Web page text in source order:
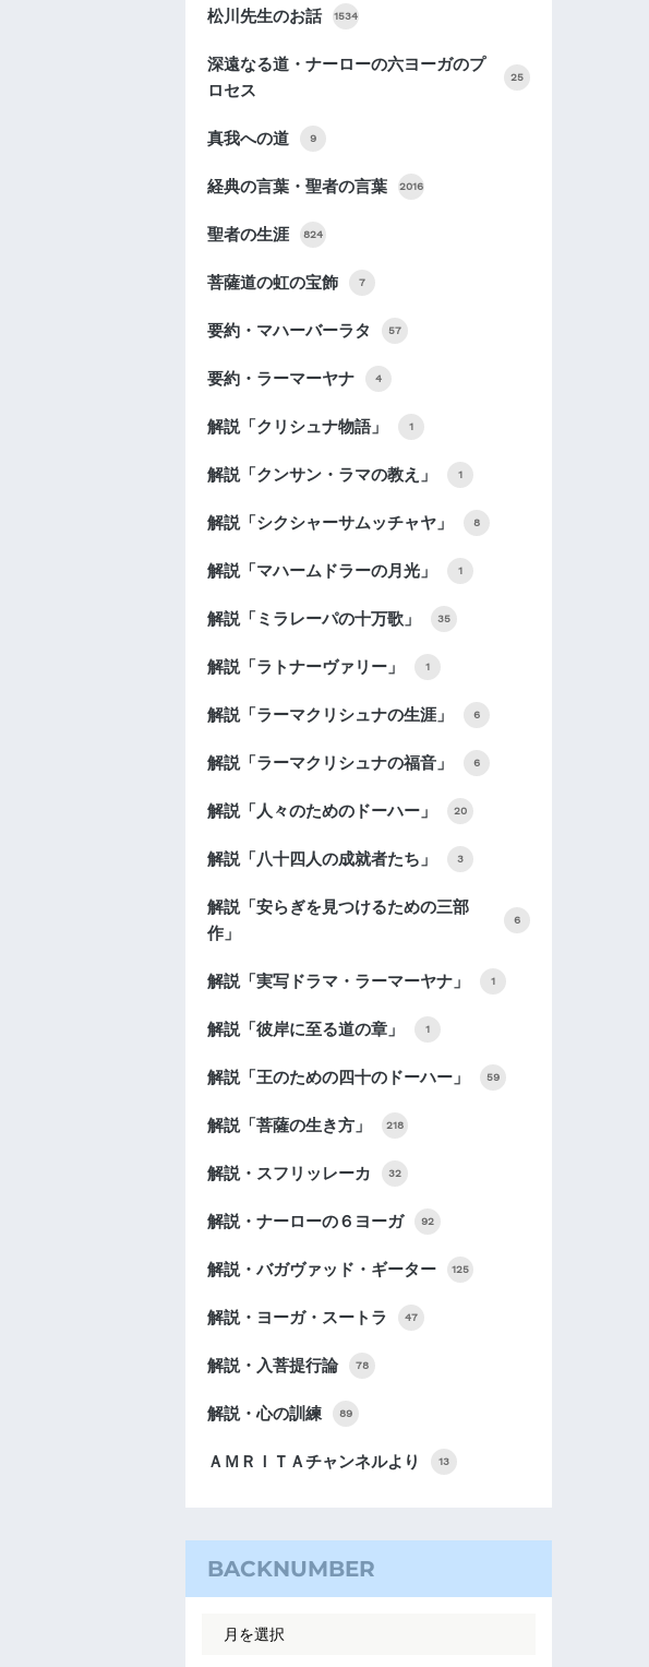
松川先生のお話 1534
深遠なる道・ナーローの六ヨーガのプ
ロセス
25
真我への道 9
経典の言葉・聖者の言葉 2016
聖者の生涯 824
菩薩道の虹の宝飾 7
要約・マハーバーラタ 57
要約・ラーマーヤナ 4
解説「クリシュナ物語」 1
解説「クンサン・ラマの教え」 1
解説「シクシャーサムッチャヤ」 8
解説「マハームドラーの月光」 1
解説「ミラレーパの十万歌」 35
解説「ラトナーヴァリー」 1
解説「ラーマクリシュナの生涯」 6
解説「ラーマクリシュナの福音」 6
解説「人々のためのドーハー」 20
解説「八十四人の成就者たち」 3
解説「安らぎを見つけるための三部
作」
6
解説「実写ドラマ・ラーマーヤナ」 1
解説「彼岸に至る道の章」 1
解説「王のための四十のドーハー」 59
解説「菩薩の生き方」 218
解説・スフリッレーカ 32
解説・ナーローの６ヨーガ 92
解説・バガヴァッド・ギーター 125
解説・ヨーガ・スートラ 47
解説・入菩提行論 78
解説・心の訓練 89
ＡＭＲＩＴＡチャンネルより 13
BACKNUMBER